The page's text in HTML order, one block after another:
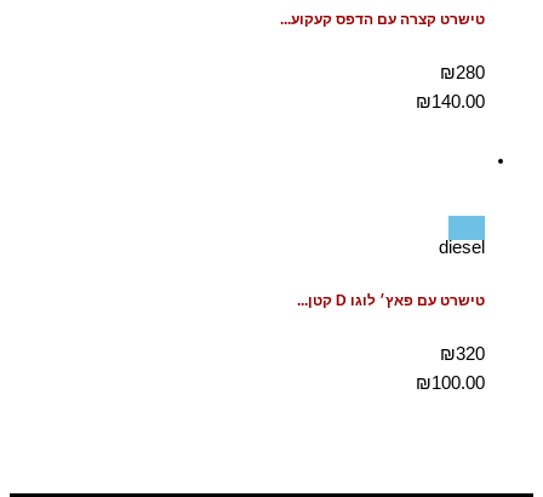
טישרט קצרה עם הדפס קעקוע...
₪280
₪140.00
diesel
טישרט עם פאץ׳ לוגו D קטן...
₪320
₪100.00